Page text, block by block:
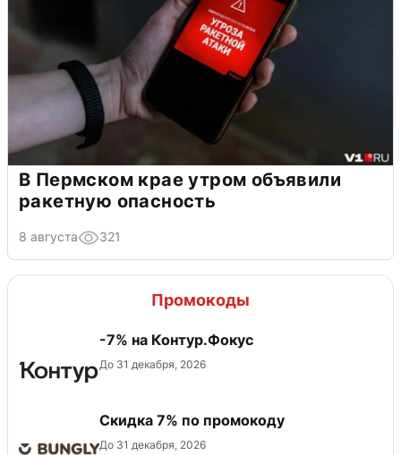
В Пермском крае утром объявили
ракетную опасность
8 августа 321
Промокоды
-7% на Контур.Фокус
До 31 декабря, 2026
Скидка 7% по промокоду
До 31 декабря, 2026